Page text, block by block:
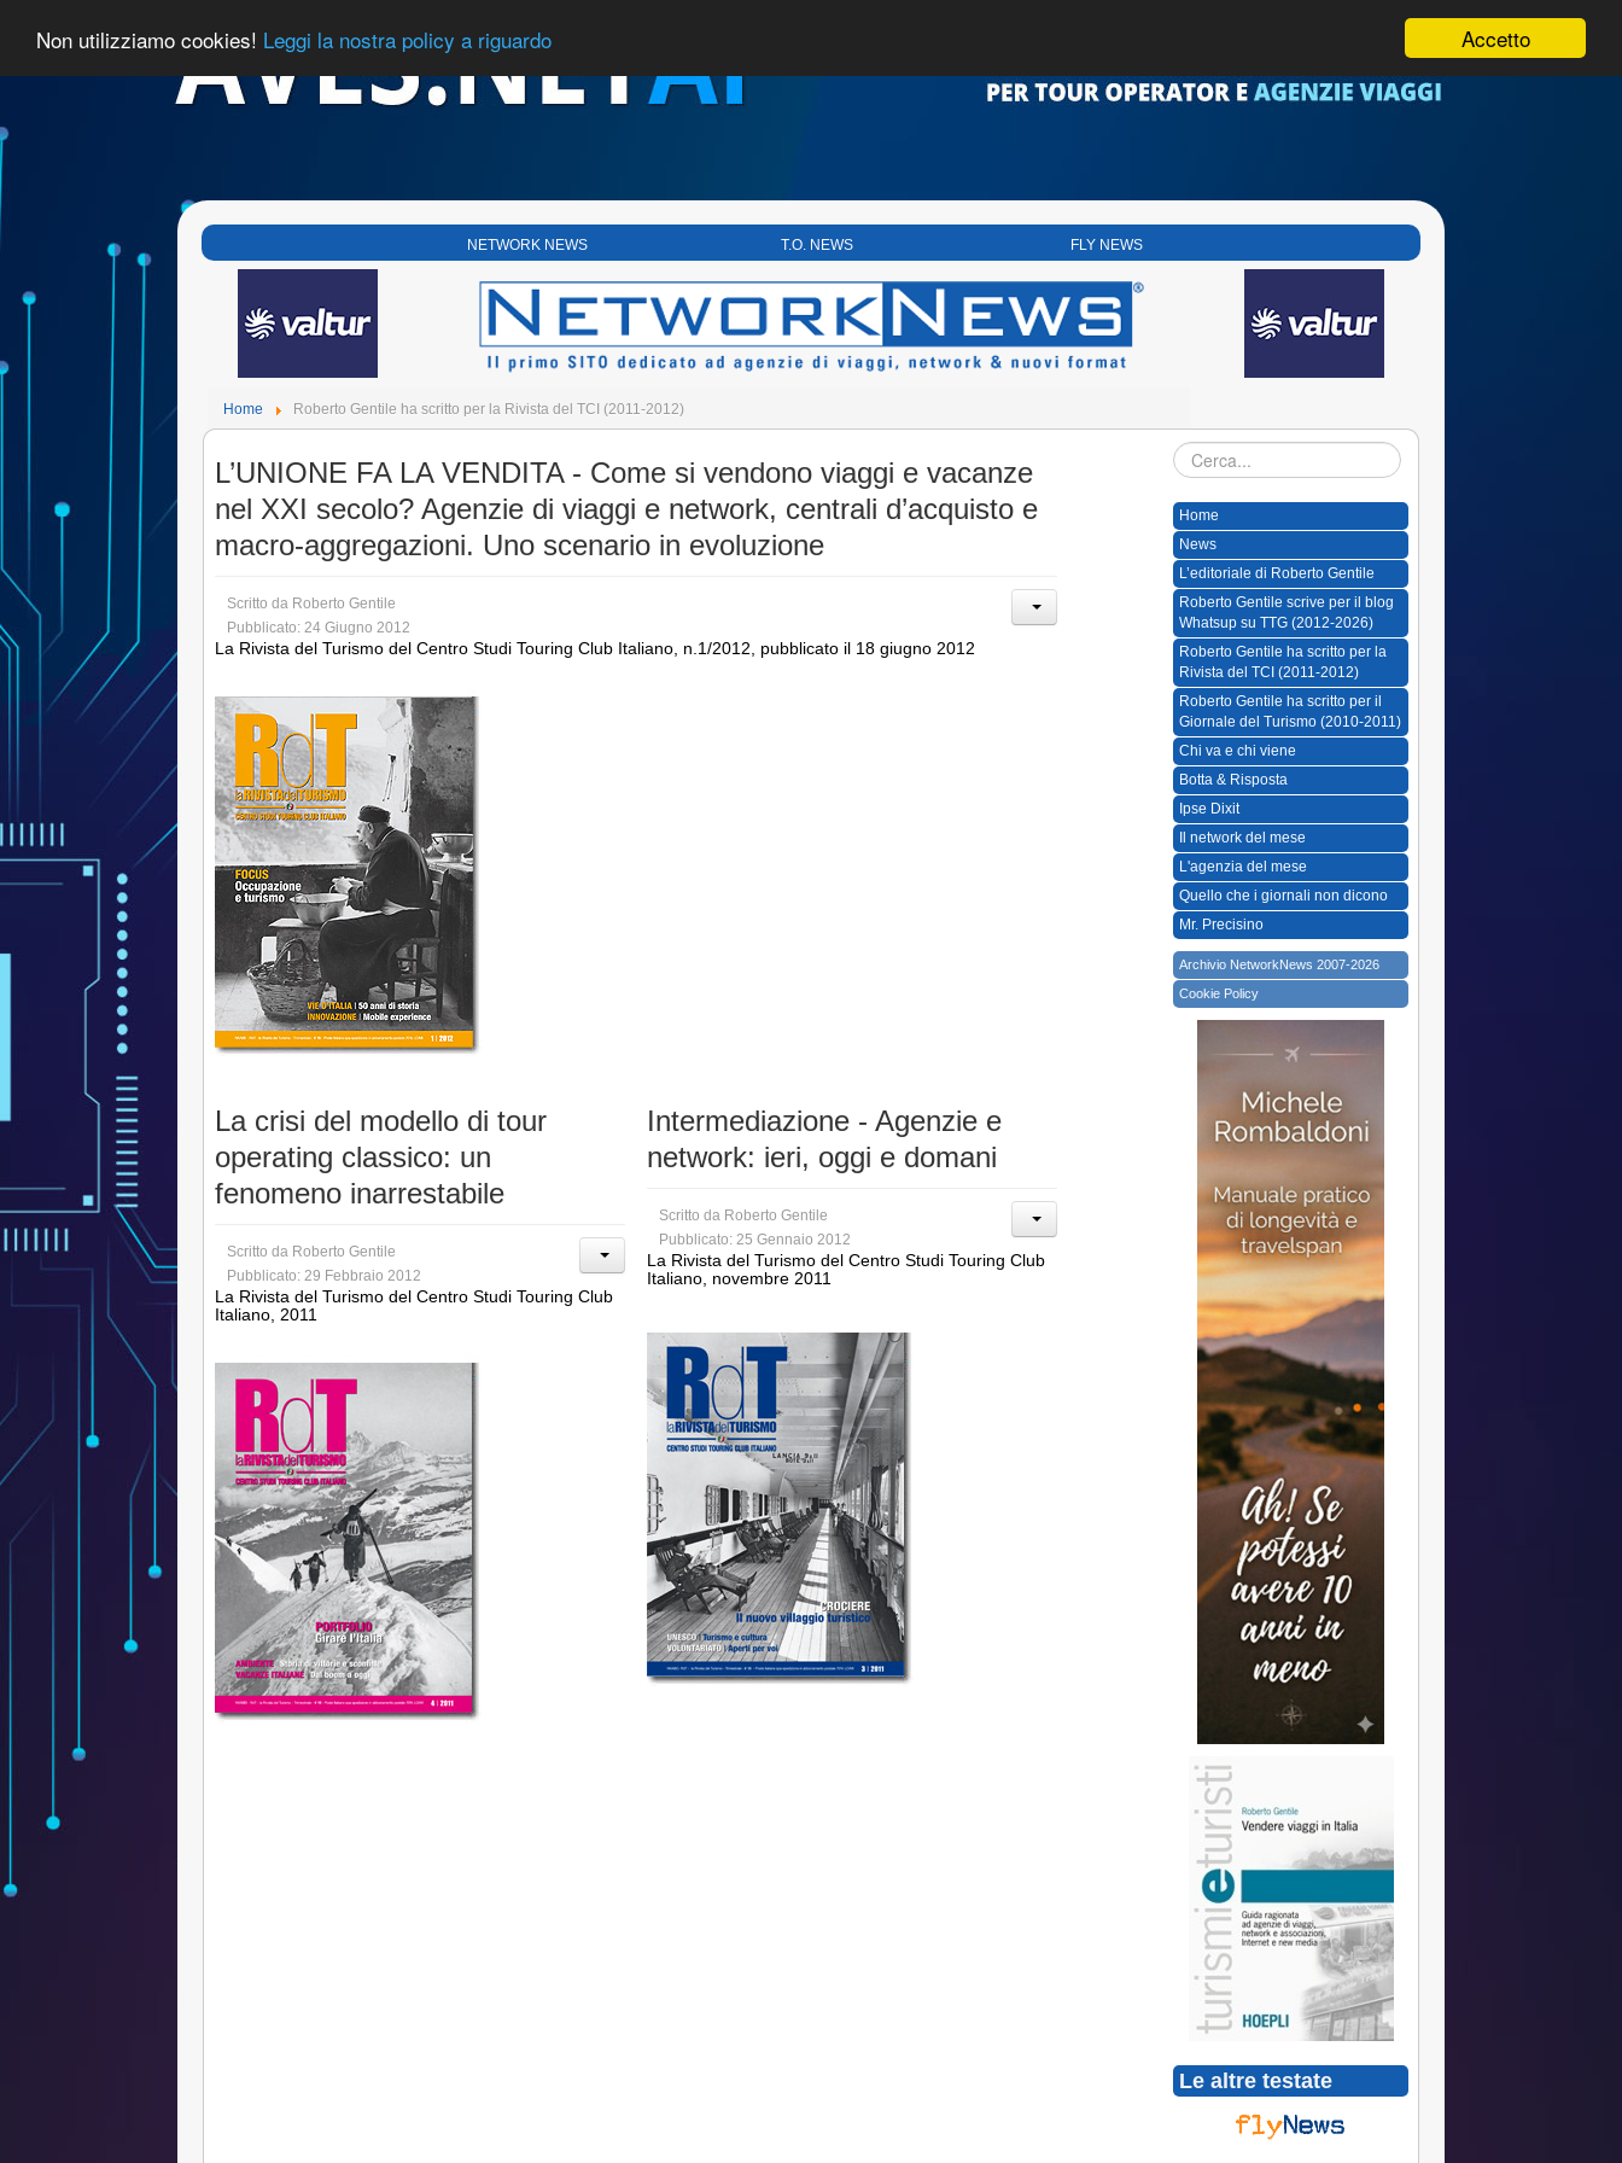
Accetto
Non utilizziamo cookies! Leggi la nostra policy a riguardo
NETWORK NEWS T.O. NEWS FLY NEWS
Home Roberto Gentile ha scritto per la Rivista del TCI (2011-2012)
Cerca...
Home
News
L’editoriale di Roberto Gentile
Roberto Gentile scrive per il blog
Whatsup su TTG (2012-2026)
Roberto Gentile ha scritto per la
Rivista del TCI (2011-2012)
Roberto Gentile ha scritto per il
Giornale del Turismo (2010-2011)
Chi va e chi viene
Botta & Risposta
Ipse Dixit
Il network del mese
L'agenzia del mese
Quello che i giornali non dicono
Mr. Precisino
Archivio NetworkNews 2007-2026
Cookie Policy
Le altre testate
L’UNIONE FA LA VENDITA - Come si vendono viaggi e vacanze
nel XXI secolo? Agenzie di viaggi e network, centrali d’acquisto e
macro-aggregazioni. Uno scenario in evoluzione
Scritto da Roberto Gentile
Pubblicato: 24 Giugno 2012
La Rivista del Turismo del Centro Studi Touring Club Italiano, n.1/2012, pubblicato il 18 giugno 2012
La crisi del modello di tour
operating classico: un
fenomeno inarrestabile
Scritto da Roberto Gentile
Pubblicato: 29 Febbraio 2012
La Rivista del Turismo del Centro Studi Touring Club
Italiano, 2011
Intermediazione - Agenzie e
network: ieri, oggi e domani
Scritto da Roberto Gentile
Pubblicato: 25 Gennaio 2012
La Rivista del Turismo del Centro Studi Touring Club
Italiano, novembre 2011